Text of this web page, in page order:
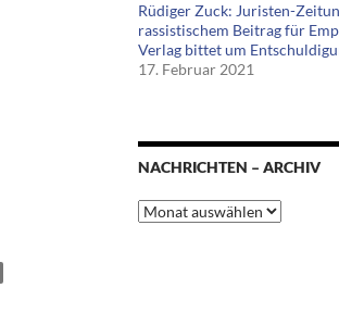
Rüdiger Zuck: Juristen-
rassistischem Beitrag für
Verlag bittet um
17. Februar 2021
NACHRICHTEN – ARCHIV
Nachrichten
–